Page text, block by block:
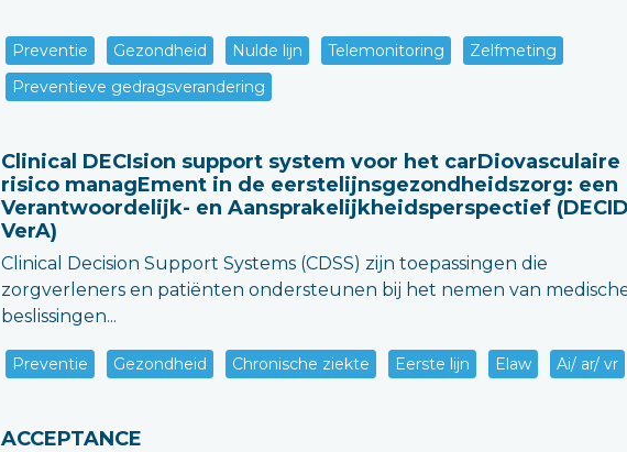
Preventie Gezondheid Nulde lijn Telemonitoring
Zelfmeting
Preventieve gedragsverandering
Clinical DECIsion support system voor het carDiovasculaire
risico managEment in de eerstelijnsgezondheidszorg: een
Verantwoordelijk- en Aansprakelijkheidsperspectief
VerA)
Clinical Decision Support Systems (CDSS) zijn toepassingen die
zorgverleners en patiënten ondersteunen bij het nemen van
beslissingen...
Preventie Gezondheid Chronische ziekte Eerste lijn Elaw Ai/ ar/ vr
ACCEPTANCE